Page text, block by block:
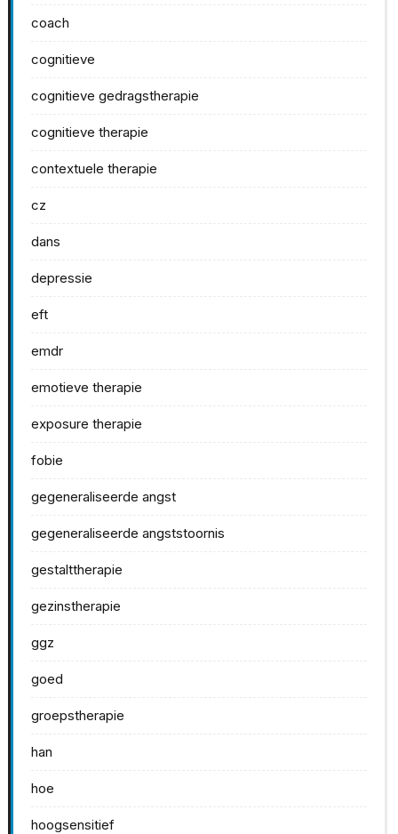
coach
cognitieve
cognitieve gedragstherapie
cognitieve therapie
contextuele therapie
cz
dans
depressie
eft
emdr
emotieve therapie
exposure therapie
fobie
gegeneraliseerde angst
gegeneraliseerde angststoornis
gestalttherapie
gezinstherapie
ggz
goed
groepstherapie
han
hoe
hoogsensitief